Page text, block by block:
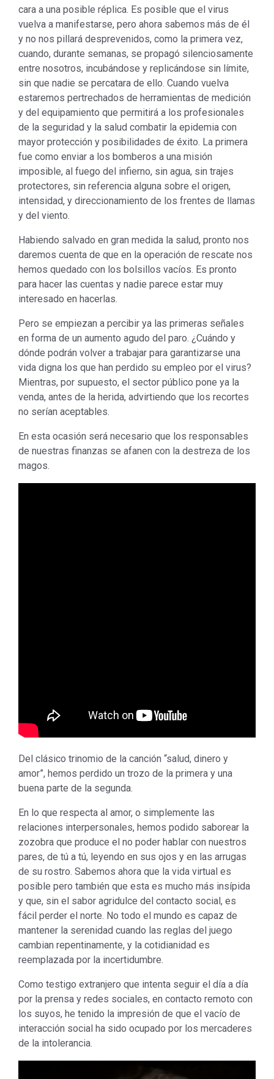
cara a una posible réplica. Es posible que el virus
vuelva a manifestarse, pero ahora sabemos más de él
y no nos pillará desprevenidos, como la primera vez,
cuando, durante semanas, se propagó silenciosamente
entre nosotros, incubándose y replicándose sin límite,
sin que nadie se percatara de ello. Cuando vuelva
estaremos pertrechados de herramientas de medición
y del equipamiento que permitirá a los profesionales
de la seguridad y la salud combatir la epidemia con
mayor protección y posibilidades de éxito. La primera
fue como enviar a los bomberos a una misión
imposible, al fuego del infierno, sin agua, sin trajes
protectores, sin referencia alguna sobre el origen,
intensidad, y direccionamiento de los frentes de llamas
y del viento.
Habiendo salvado en gran medida la salud, pronto nos
daremos cuenta de que en la operación de rescate nos
hemos quedado con los bolsillos vacíos. Es pronto
para hacer las cuentas y nadie parece estar muy
interesado en hacerlas.
Pero se empiezan a percibir ya las primeras señales
en forma de un aumento agudo del paro. ¿Cuándo y
dónde podrán volver a trabajar para garantizarse una
vida digna los que han perdido su empleo por el virus?
Mientras, por supuesto, el sector público pone ya la
venda, antes de la herida, advirtiendo que los recortes
no serían aceptables.
En esta ocasión será necesario que los responsables
de nuestras finanzas se afanen con la destreza de los
magos.
Del clásico trinomio de la canción “salud, dinero y
amor”, hemos perdido un trozo de la primera y una
buena parte de la segunda.
En lo que respecta al amor, o simplemente las
relaciones interpersonales, hemos podido saborear la
zozobra que produce el no poder hablar con nuestros
pares, de tú a tú, leyendo en sus ojos y en las arrugas
de su rostro. Sabemos ahora que la vida virtual es
posible pero también que esta es mucho más insípida
y que, sin el sabor agridulce del contacto social, es
fácil perder el norte. No todo el mundo es capaz de
mantener la serenidad cuando las reglas del juego
cambian repentinamente, y la cotidianidad es
reemplazada por la incertidumbre.
Como testigo extranjero que intenta seguir el día a día
por la prensa y redes sociales, en contacto remoto con
los suyos, he tenido la impresión de que el vacío de
interacción social ha sido ocupado por los mercaderes
de la intolerancia.